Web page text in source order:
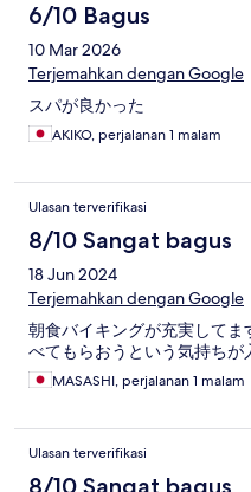
6/10 Bagus
10 Mar 2026
Terjemahkan dengan Google
スパが良かった
AKIKO, perjalanan 1 malam
Ulasan terverifikasi
8/10 Sangat bagus
18 Jun 2024
Terjemahkan dengan Google
朝食バイキングが充実して
べてもらおうという気持ちが
MASASHI, perjalanan 1 malam
Ulasan terverifikasi